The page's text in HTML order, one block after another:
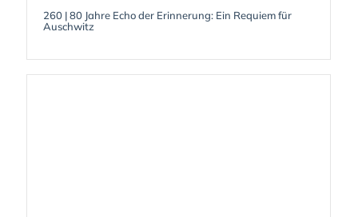
260 | 80 Jahre Echo der Erinnerung: Ein Requiem für
Auschwitz